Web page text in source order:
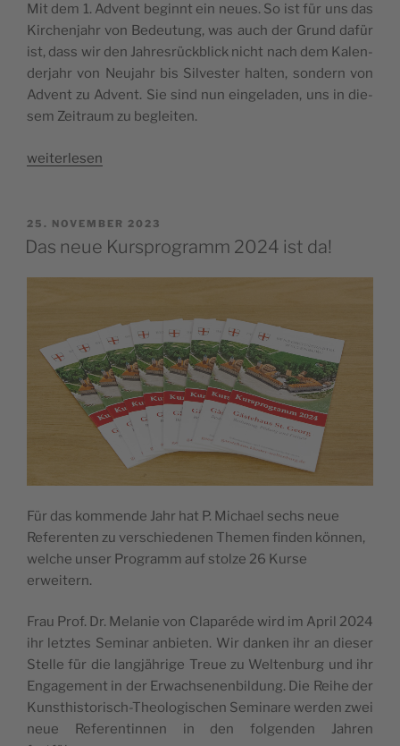
Mit dem 1. Advent beginnt ein neu­es. So ist für uns das
Kir­chen­jahr von Bedeu­tung, was auch der Grund dafür
ist, dass wir den Jah­res­rück­blick nicht nach dem Kalen­
der­jahr von Neu­jahr bis Sil­ves­ter hal­ten, son­dern von
Advent zu Advent. Sie sind nun ein­ge­la­den, uns in die­
sem Zeit­raum zu begleiten.
„Jah­
richt
2023“
wei­ter­le­sen
VERÖFFENTLICHT
AM
25. NOVEMBER 2023
Das neue Kursprogramm 2024 ist da!
Für das kom­men­de Jahr hat P. Micha­el sechs neue
Refe­ren­ten zu ver­schie­de­nen The­men fin­den kön­nen,
wel­che unser Pro­gramm auf stol­ze 26 Kur­se
erweitern.
Frau Prof. Dr. Mela­nie von Cla­pa­ré­de wird im April 2024
ihr letz­tes Semi­nar anbie­ten. Wir dan­ken ihr an die­ser
Stel­le für die lang­jäh­ri­ge Treue zu Wel­ten­burg und ihr
Enga­ge­ment in der Erwach­se­nen­bil­dung. Die Rei­he der
Kunst­his­to­risch-Theo­lo­gi­schen Semi­na­re wer­den zwei
neue Refe­ren­tin­nen in den fol­gen­den Jah­ren